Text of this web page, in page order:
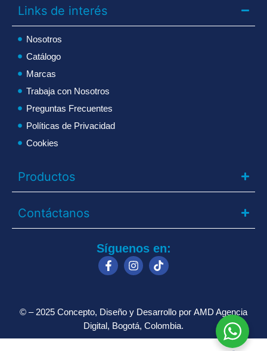
Links de interés
Nosotros
Catálogo
Marcas
Trabaja con Nosotros
Preguntas Frecuentes
Políticas de Privacidad
Cookies
Productos
Contáctanos
Síguenos en:
© – 2025 Concepto, Diseño y Desarrollo por AMD Agencia
Digital, Bogotá, Colombia.